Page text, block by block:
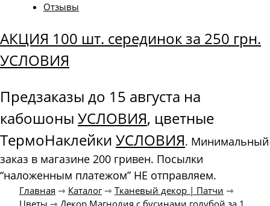
Отзывы
АКЦИЯ 100 шт. серединок за 250 грн.
УСЛОВИЯ
Предзаказы до 15 августа на
кабошоны УСЛОВИЯ, цветные
ТермоНаклейки УСЛОВИЯ. Минимальный
заказ в магазине 200 гривен. Посылки
“наложенным платежом” НЕ отправляем.
Главная ⇾ Каталог⇾ Тканевый декор | Патчи ⇾
Цветы ⇾ Декор Магнолия с бусинами голубой за 1